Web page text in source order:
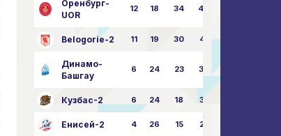
Оренбург-
UOR
12 18 34 49:67
Belogorie-2 11 19 30 44:71
Динамо-
Башгау
6 24 23 36:75
Кузбас-2 6 24 18 35:82
Енисей-2 4 26 15 25:82